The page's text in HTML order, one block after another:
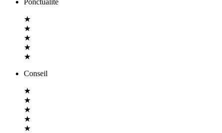
★
★
★
★
★
Conseil
★
★
★
★
★